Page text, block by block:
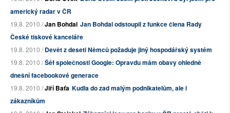
americký radar v ČR
19.8. 2010 /Jan Bohdal Jan Bohdal odstoupil z funkce člena Rady
České tiskové kanceláře
19.8. 2010 /Devět z deseti Němců požaduje jiný hospodářský systém
19.8. 2010 /Šéf společnosti Google: Opravdu mám obavy ohledně
dnešní facebookové generace
19.8. 2010 /Jiří Baťa Kudla do zad malým podnikatelům, ale i
zákazníkům